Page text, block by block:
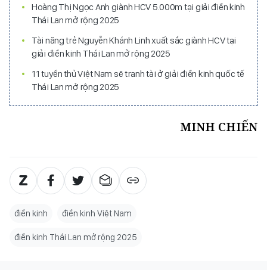
Hoàng Thị Ngọc Anh giành HCV 5.000m tại giải điền kinh
Thái Lan mở rộng 2025
Tài năng trẻ Nguyễn Khánh Linh xuất sắc giành HCV tại
giải điền kinh Thái Lan mở rộng 2025
11 tuyển thủ Việt Nam sẽ tranh tài ở giải điền kinh quốc tế
Thái Lan mở rộng 2025
MINH CHIẾN
điền kinh điền kinh Việt Nam
điền kinh Thái Lan mở rộng 2025